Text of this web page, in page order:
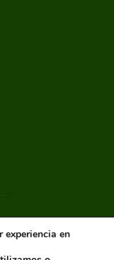
experiencia en